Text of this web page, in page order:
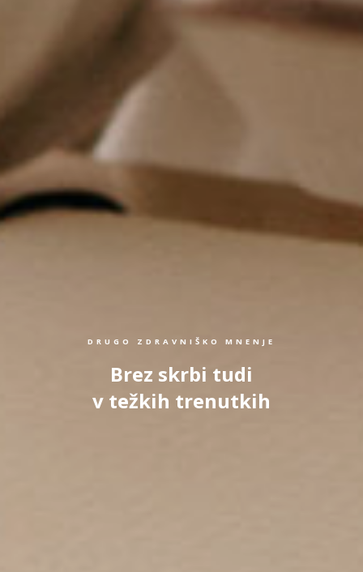
DRUGO ZDRAVNIŠKO MNENJE
Brez skrbi tudi
v težkih trenutkih